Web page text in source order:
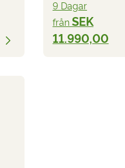
9 Dagar
från SEK
11.990,00